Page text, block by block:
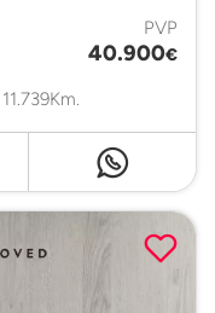
PVP
40.900€